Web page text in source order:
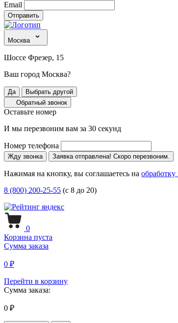
Email
Отправить
Москва
Шоссе Фрезер, 15
Ваш город Москва?
Да
Выбрать другой
Обратный звонок
Оставьте номер
И мы перезвоним вам за 30 секунд
Номер телефона
Жду звонка Заявка отправлена! Скоро перезвоним.
Нажимая на кнопку, вы соглашаетесь на
8 (800) 200-25-55 (с 8 до 20)
0
Корзина пуста
Сумма заказа
0 ₽
Перейти в корзину
Сумма заказа:
0 ₽